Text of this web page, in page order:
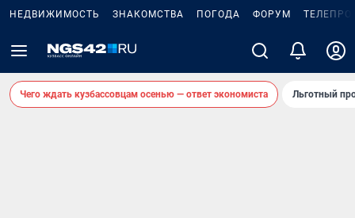
НЕДВИЖИМОСТЬ ЗНАКОМСТВА ПОГОДА ФОРУМ
Чего ждать кузбассовцам осенью — ответ экономиста Льготный